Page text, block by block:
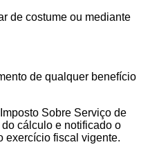
de costume ou mediante
de qualquer benefício
Sobre Serviço de
cálculo e notificado o
exercício fiscal vigente.